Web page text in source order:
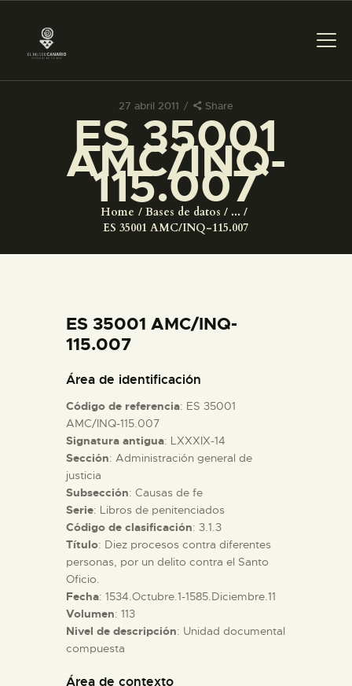
27 abril 2011 Share
ES 35001
AMC/INQ-
115.007
Home Bases de datos
...
ES 35001 AMC/INQ-115.007
PREPARAR LA VISITA
ACTIVIDADES
COLECCIONES
ESPAÑOL
PREPARAR LA VISITA
ACTIVIDADES
█
EL MUSEO
COLECCIONES
ES 35001 AMC/INQ-
115.007
Área de identificación
Código de referencia: ES 35001
AMC/INQ-115.007
Signatura antigua: LXXXIX-14
Sección: Administración general de
justicia
Subsección: Causas de fe
Serie: Libros de penitenciados
Código de clasificación: 3.1.3
Título: Diez procesos contra diferentes
personas, por un delito contra el Santo
Oficio.
Fecha: 1534.Octubre.1-1585.Diciembre.11
Volumen: 113
Nivel de descripción: Unidad documental
compuesta
Área de contexto